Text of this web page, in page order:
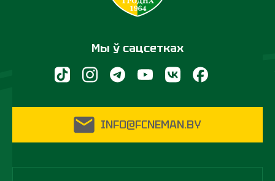
Мы ў сацсетках
INFO@FCNEMAN.BY